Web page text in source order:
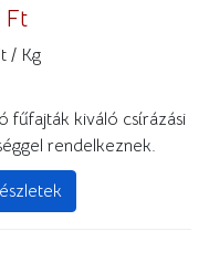
Ft
/ Kg
fűfajták kiváló csírázási
rendelkeznek.